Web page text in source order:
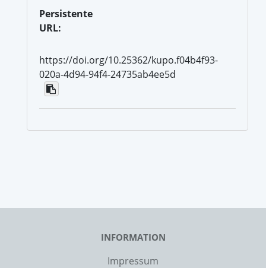
Persistente
URL:
https://doi.org/10.25362/kupo.f04b4f93-
020a-4d94-94f4-24735ab4ee5d
INFORMATION
Impressum